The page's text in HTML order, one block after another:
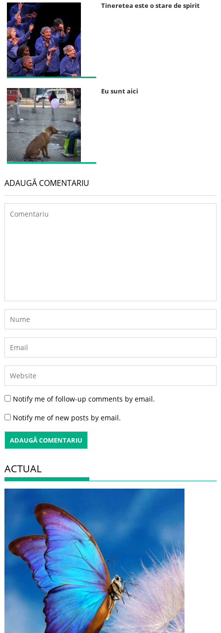
Tineretea este o stare de spirit
Eu sunt aici
ADAUGĂ COMENTARIU
Notify me of follow-up comments by email.
Notify me of new posts by email.
ACTUAL